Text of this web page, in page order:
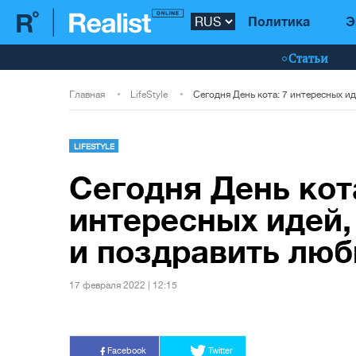
Политика
Статьи
Главная LifeStyle
LIFESTYLE
Сегодня День
интересных
и поздравить
17 февраля 2022 | 12:15
Facebook Twitter